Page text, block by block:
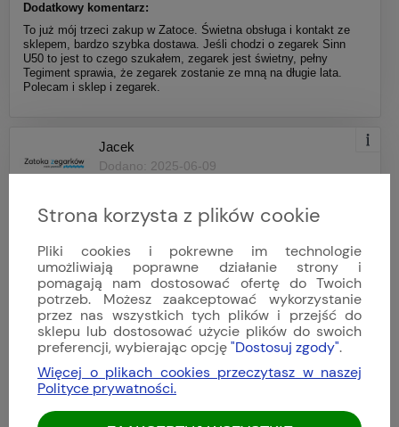
Dodatkowy komentarz:
To już mój trzeci zakup w Zatoce. Świetna obsługa i kontakt ze
sklepem, bardzo szybka dostawa. Jeśli chodzi o zegarek Sinn
U50 to jest to czego szukałem, zegarek jest świetny, pełny
Tegiment sprawia, że zegarek zostanie ze mną na długie lata.
Polecam i sklep i zegarek.
Jacek
Dodano: 2025-06-09
Strona korzysta z plików cookie
Pliki cookies i pokrewne im technologie
umożliwiają poprawne działanie strony i
pomagają nam dostosować ofertę do Twoich
potrzeb. Możesz zaakceptować wykorzystanie
przez nas wszystkich tych plików i przejść do
sklepu lub dostosować użycie plików do swoich
preferencji, wybierając opcję"Dostosuj zgody".
Więcej o plikach cookies przeczytasz w naszej
Polityce prywatności.